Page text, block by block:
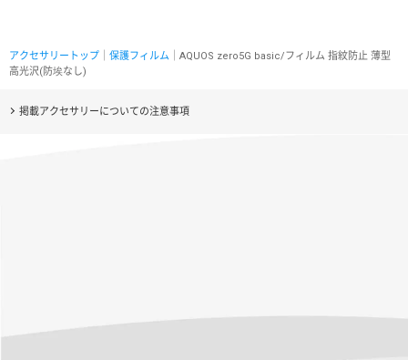
アクセサリートップ 保護フィルム ｜AQUOS zero5G basic/フィルム 指紋防止 薄型
高光沢(防埃なし)
掲載アクセサリーについての注意事項